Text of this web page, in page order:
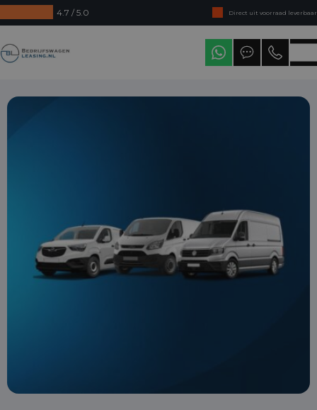
4.7 / 5.0
Direct uit voorraad leverbaar
Levering in heel Nederland